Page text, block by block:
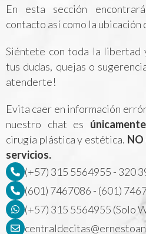
En esta sección
contacto así como la ubicación
Siéntete con toda la libertad
tus dudas, quejas o
atenderte!
Evita caer en información
nuestro chat es únicamente
cirugía plástica y estética.
servicios.
(+57) 315 5564955 - 320
(601) 7467086 - (601)
(+57) 315 5564955 (Solo